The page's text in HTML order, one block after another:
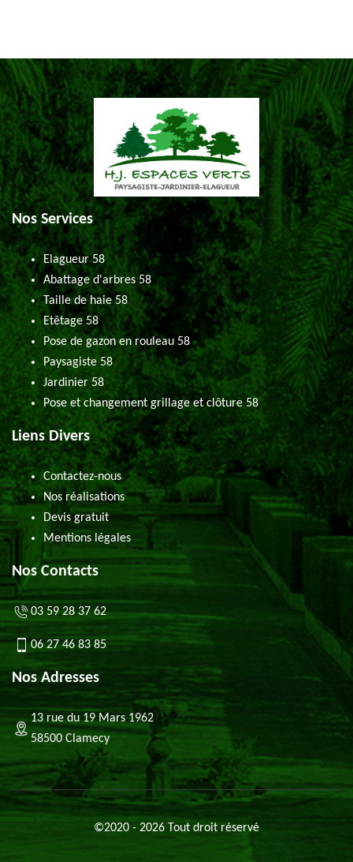
Nos Services
Elagueur 58
Abattage d'arbres 58
Taille de haie 58
Etêtage 58
Pose de gazon en rouleau 58
Paysagiste 58
Jardinier 58
Pose et changement grillage et clôture 58
Liens Divers
Contactez-nous
Nos réalisations
Devis gratuit
Mentions légales
Nos Contacts
03 59 28 37 62
06 27 46 83 85
Nos Adresses
13 rue du 19 Mars 1962
58500 Clamecy
©2020 - 2026 Tout droit réservé